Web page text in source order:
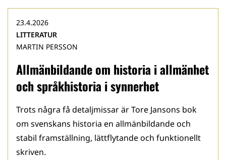
Allmänbildande om historia i allmänhet
och språkhistoria i synnerhet
23.4.2026
LITTERATUR
MARTIN PERSSON
Trots några få detaljmissar är Tore Jansons bok
om svenskans historia en allmänbildande och
stabil framställning, lättflytande och funktionellt
skriven.